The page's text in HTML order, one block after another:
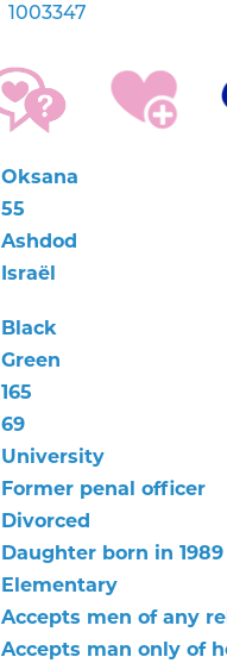
1003347
Oksana
55
Ashdod
Israël
Black
Green
165
69
University
Former penal officer
Divorced
Daughter born in 1989
Elementary
Accepts men of any
Accepts man only of